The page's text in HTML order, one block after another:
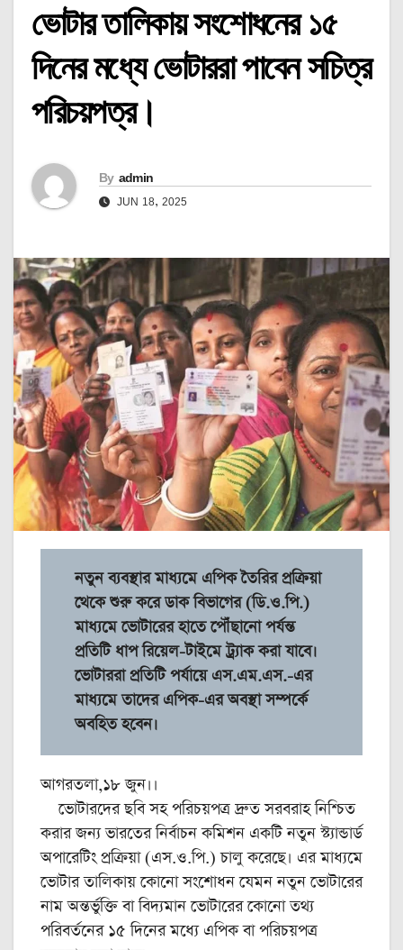
ভোটার তালিকায় সংশোধনের ১৫
দিনের মধ্যে ভোটাররা পাবেন সচিত্র
পরিচয়পত্র।
By admin
JUN 18, 2025
নতুন ব্যবস্থার মাধ্যমে এপিক তৈরির প্রক্রিয়া
থেকে শুরু করে ডাক বিভাগের (ডি.ও.পি.)
মাধ্যমে ভোটারের হাতে পৌঁছানো পর্যন্ত
প্রতিটি ধাপ রিয়েল-টাইমে ট্র্যাক করা যাবে।
ভোটাররা প্রতিটি পর্যায়ে এস.এম.এস.-এর
মাধ্যমে তাদের এপিক-এর অবস্থা সম্পর্কে
অবহিত হবেন।
আগরতলা,১৮ জুন।।
ভোটারদের ছবি সহ পরিচয়পত্র দ্রুত সরবরাহ নিশ্চিত
করার জন্য ভারতের নির্বাচন কমিশন একটি নতুন স্ট্যান্ডার্ড
অপারেটিং প্রক্রিয়া (এস.ও.পি.) চালু করেছে। এর মাধ্যমে
ভোটার তালিকায় কোনো সংশোধন যেমন নতুন ভোটারের
নাম অন্তর্ভুক্তি বা বিদ্যমান ভোটারের কোনো তথ্য
পরিবর্তনের ১৫ দিনের মধ্যে এপিক বা পরিচয়পত্র